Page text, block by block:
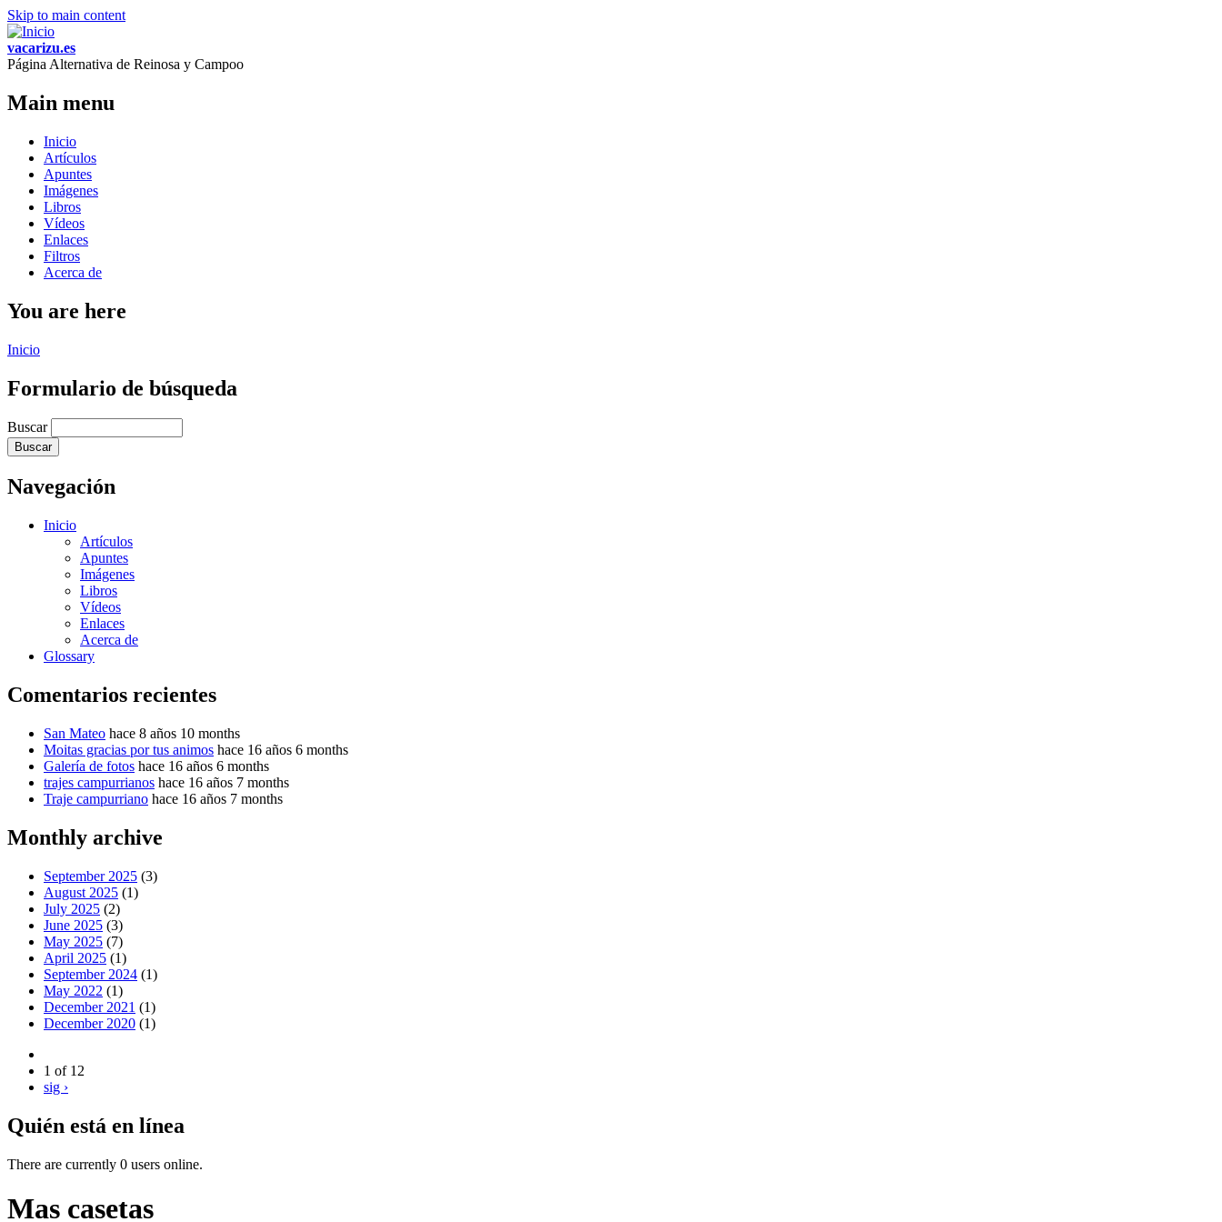
Skip to main content
vacarizu.es
Página Alternativa de Reinosa y Campoo
Main menu
Inicio
Artículos
Apuntes
Imágenes
Libros
Vídeos
Enlaces
Filtros
Acerca de
You are here
Inicio
Formulario de búsqueda
Buscar
Navegación
Inicio
Artículos
Apuntes
Imágenes
Libros
Vídeos
Enlaces
Acerca de
Glossary
Comentarios recientes
San Mateo hace 8 años 10 months
Moitas gracias por tus animos hace 16 años 6 months
Galería de fotos hace 16 años 6 months
trajes campurrianos hace 16 años 7 months
Traje campurriano hace 16 años 7 months
Monthly archive
September 2025 (3)
August 2025 (1)
July 2025 (2)
June 2025 (3)
May 2025 (7)
April 2025 (1)
September 2024 (1)
May 2022 (1)
December 2021 (1)
December 2020 (1)
1 of 12
sig ›
Quién está en línea
There are currently 0 users online.
Mas casetas